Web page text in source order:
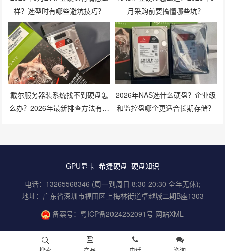
样？选型时有哪些避坑技巧？
月采购前要搞懂哪些坑？
戴尔服务器装系统找不到硬盘怎
么办？2026年最新排查方法有哪
2026年NAS选什么硬盘？企业级
和监控盘哪个更适合长期存储？
GPU显卡 希捷硬盘 硬盘知识
电话：13265568346 (周一到周日 8:30-20:30 全年无休);
地址：广东省深圳市福田区上梅林街道卓越城二期B座1303
备案号： 粤ICP备2024252091号 网站XML